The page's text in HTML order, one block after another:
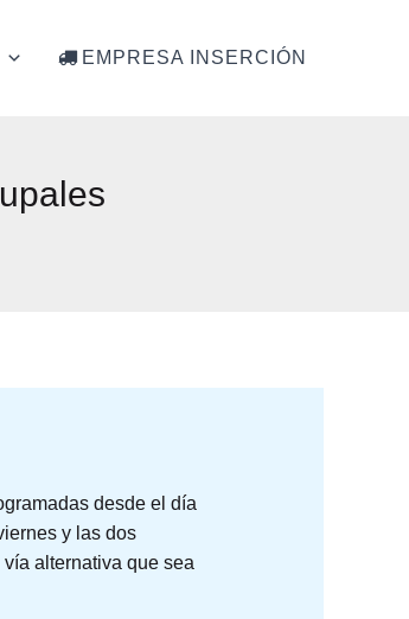
EMPRESA INSERCIÓN
desde el día
y las dos
alternativa que sea